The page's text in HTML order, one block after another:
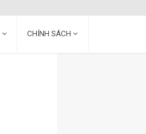
CHÍNH SÁCH